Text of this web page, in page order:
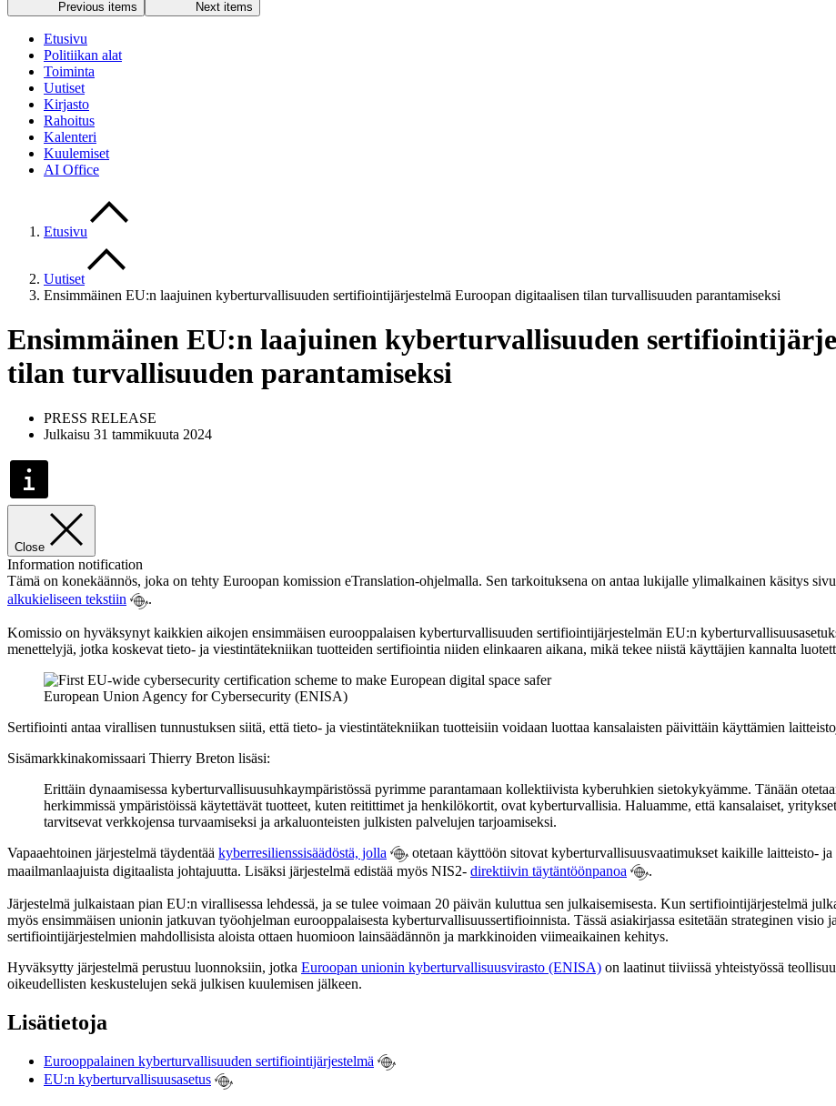
Previous items Next items
Etusivu
Politiikan alat
Toiminta
Uutiset
Kirjasto
Rahoitus
Kalenteri
Kuulemiset
AI Office
Etusivu
Uutiset
Ensimmäinen EU:n laajuinen kyberturvallisuuden sertifiointijärjestelmä Euroopan digitaalisen tilan turvallisuuden parantamiseksi
Ensimmäinen EU:n laajuinen kyberturvallisuuden
tilan turvallisuuden parantamiseksi
PRESS RELEASE
Julkaisu 31 tammikuuta 2024
Close
Information notification
Tämä on konekäännös, joka on tehty Euroopan komission eTranslation-ohjelmalla. Sen tarkoituksena on antaa lukijalle ylimalkainen käsitys
alkukieliseen tekstiin
.
Komissio on hyväksynyt kaikkien aikojen ensimmäisen eurooppalaisen kyberturvallisuuden sertifiointijärjestelmän EU:n
menettelyjä, jotka koskevat tieto- ja viestintätekniikan tuotteiden sertifiointia niiden elinkaaren aikana, mikä tekee niistä käyttäjien kannalta
European Union Agency for Cybersecurity (ENISA)
Sertifiointi antaa virallisen tunnustuksen siitä, että tieto- ja viestintätekniikan tuotteisiin voidaan luottaa kansalaisten päivittäin käyttämien
Sisämarkkinakomissaari Thierry Breton lisäsi:
Erittäin dynaamisessa kyberturvallisuusuhkaympäristössä pyrimme parantamaan kollektiivista kyberuhkien sietokykyämme. Tänään
herkimmissä ympäristöissä käytettävät tuotteet, kuten reitittimet ja henkilökortit, ovat kyberturvallisia. Haluamme, että kansalaiset,
tarvitsevat verkkojensa turvaamiseksi ja arkaluonteisten julkisten palvelujen tarjoamiseksi.
Vapaaehtoinen järjestelmä täydentää kyberresilienssisäädöstä, jolla
otetaan käyttöön sitovat kyberturvallisuusvaatimukset kaikille laitteisto-
maailmanlaajuista digitaalista johtajuutta. Lisäksi järjestelmä edistää myös NIS2- direktiivin täytäntöönpanoa .
Järjestelmä julkaistaan pian EU:n virallisessa lehdessä, ja se tulee voimaan 20 päivän kuluttua sen julkaisemisesta. Kun sertifiointijärjestelmä
myös ensimmäisen unionin jatkuvan työohjelman eurooppalaisesta kyberturvallisuussertifioinnista. Tässä asiakirjassa esitetään strateginen
sertifiointijärjestelmien mahdollisista aloista ottaen huomioon lainsäädännön ja markkinoiden viimeaikainen kehitys.
Hyväksytty järjestelmä perustuu luonnoksiin, jotka Euroopan unionin kyberturvallisuusvirasto (ENISA) on laatinut tiiviissä yhteistyössä
oikeudellisten keskustelujen sekä julkisen kuulemisen jälkeen.
Lisätietoja
Eurooppalainen kyberturvallisuuden sertifiointijärjestelmä
EU:n kyberturvallisuusasetus